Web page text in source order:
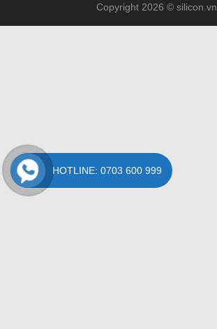
Copyright 2026 © silicon.vn
HOTLINE: 0703 600 999